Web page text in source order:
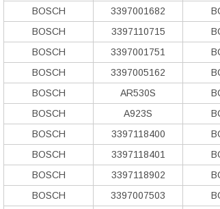
BOSCH
3397001682
BOSCH
3397110715
BOSCH
3397001751
BOSCH
3397005162
BOSCH
AR530S
BOSCH
A923S
BOSCH
3397118400
BOSCH
3397118401
BOSCH
3397118902
BOSCH
3397007503